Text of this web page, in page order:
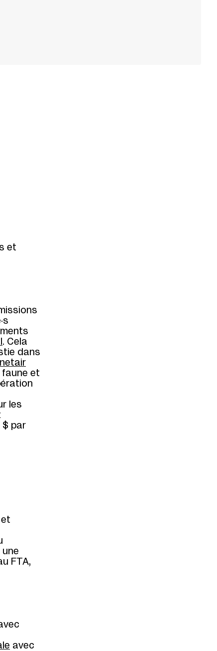
et
. Cela
dans
et
les
$ par
et
FTA,
avec